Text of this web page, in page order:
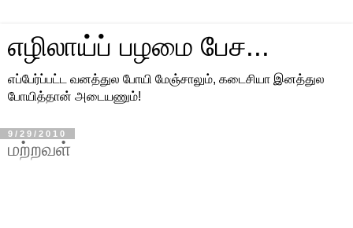
எழிலாய்ப் பழமை பேச...
எப்பேர்ப்பட்ட வனத்துல போயி மேஞ்சாலும், கடைசியா இனத்துல
போயித்தான் அடையணும்!
9/29/2010
மற்றவள்